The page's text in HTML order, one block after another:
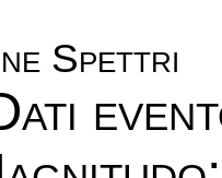
Spettri